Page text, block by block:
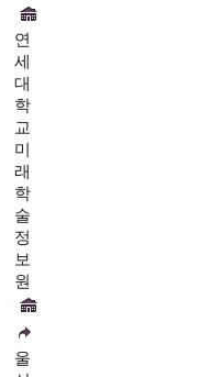
연
세
대
학
교
미
래
학
술
정
보
원
울